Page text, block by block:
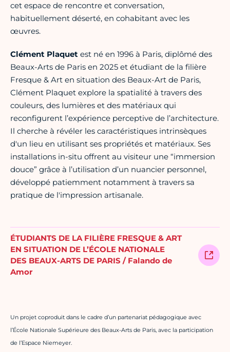
cet espace de rencontre et conversation,
habituellement déserté, en cohabitant avec les
œuvres.
Clément Plaquet est né en 1996 à Paris, diplômé des
Beaux-Arts de Paris en 2025 et étudiant de la filière
Fresque & Art en situation des Beaux-Art de Paris,
Clément Plaquet explore la spatialité à travers des
couleurs, des lumières et des matériaux qui
reconfigurent l’expérience perceptive de l’architecture.
Il cherche à révéler les caractéristiques intrinsèques
d'un lieu en utilisant ses propriétés et matériaux. Ses
installations in-situ offrent au visiteur une “immersion
douce” grâce à l’utilisation d’un nuancier personnel,
développé patiemment notamment à travers sa
pratique de l'impression artisanale.
ÉTUDIANTS DE LA FILIÈRE FRESQUE & ART
EN SITUATION DE L’ÉCOLE NATIONALE
DES BEAUX-ARTS DE PARIS / Falando de
Amor
Un projet coproduit dans le cadre d’un partenariat pédagogique avec
l’École Nationale Supérieure des Beaux-Arts de Paris, avec la participation
de l’Espace Niemeyer.